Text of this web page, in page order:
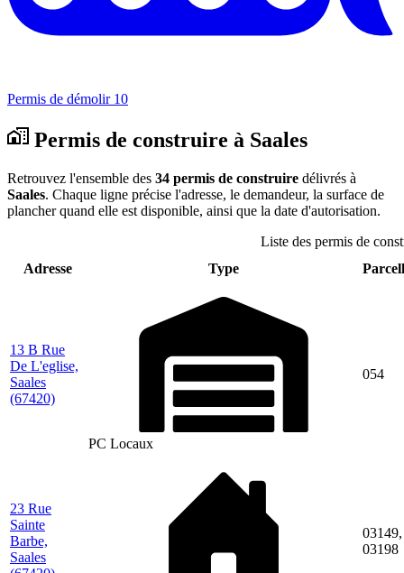
Permis de démolir 10
Permis de construire à Saales
Retrouvez l'ensemble des 34 permis de construire délivrés à
Saales. Chaque ligne précise l'adresse, le demandeur, la surface de
plancher quand elle est disponible, ainsi que la date d'autorisation.
Liste des permis de
Adresse
Type
13 B Rue
De L'eglise,
Saales
(67420)
PC Locaux
054
23 Rue
Sainte
Barbe,
Saales
03149,
03198